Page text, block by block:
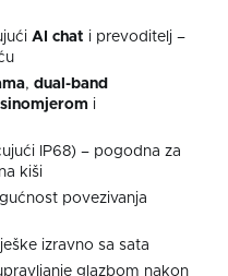
AI chat i prevoditelj –
, dual-band
i
IP68) – pogodna za
kiši
povezivanja
izravno sa sata
glazbom nakon